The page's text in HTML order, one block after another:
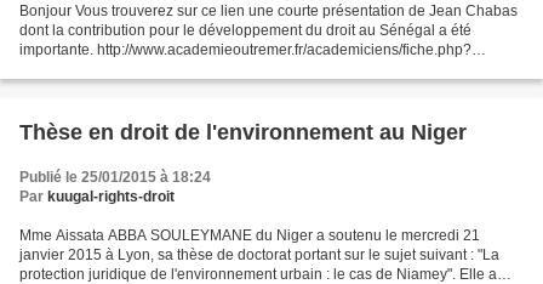
Bonjour Vous trouverez sur ce lien une courte présentation de Jean Chabas
dont la contribution pour le développement du droit au Sénégal a été
importante. http://www.academieoutremer.fr/academiciens/fiche.php?
Thèse en droit de l'environnement au Niger
Publié le 25/01/2015 à 18:24
Par kuugal-rights-droit
Mme Aissata ABBA SOULEYMANE du Niger a soutenu le mercredi 21
janvier 2015 à Lyon, sa thèse de doctorat portant sur le sujet suivant : "La
protection juridique de l'environnement urbain : le cas de Niamey". Elle a